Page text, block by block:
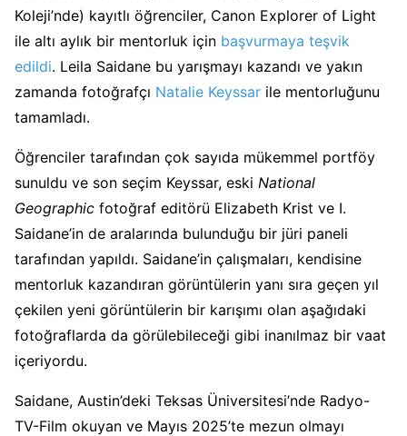
Koleji’nde) kayıtlı öğrenciler, Canon Explorer of Light
ile altı aylık bir mentorluk için başvurmaya teşvik
edildi. Leila Saidane bu yarışmayı kazandı ve yakın
zamanda fotoğrafçı Natalie Keyssar ile mentorluğunu
tamamladı.
Öğrenciler tarafından çok sayıda mükemmel portföy
sunuldu ve son seçim Keyssar, eski National
Geographic fotoğraf editörü Elizabeth Krist ve I.
Saidane’in de aralarında bulunduğu bir jüri paneli
tarafından yapıldı. Saidane’in çalışmaları, kendisine
mentorluk kazandıran görüntülerin yanı sıra geçen yıl
çekilen yeni görüntülerin bir karışımı olan aşağıdaki
fotoğraflarda da görülebileceği gibi inanılmaz bir vaat
içeriyordu.
Saidane, Austin’deki Teksas Üniversitesi’nde Radyo-
TV-Film okuyan ve Mayıs 2025’te mezun olmayı